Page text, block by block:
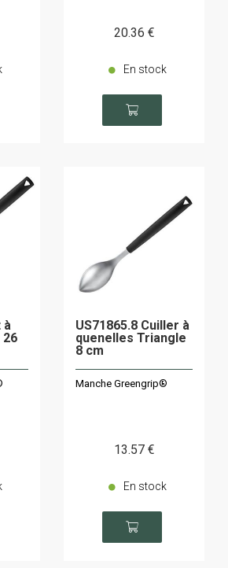
20.36 €
En stock
à
US71865.8 Cuiller à
quenelles Triangle
8 cm
Manche Greengrip®
13.57 €
En stock